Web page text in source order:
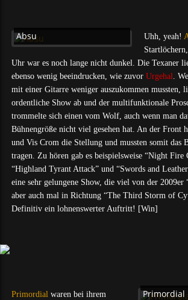
Absu Uhh, yeah!
Uhr war es noch lange nicht dunkel. Die Texaner
ebenso wenig beeindrucken, wie zuvor Urgehal.
mit einer Gitarre weniger auszukommen mussten,
ordentliche Show ab und der multifunktionale
trommelte sich einen vom Wolf, auch wenn man
Bühnengröße nicht viel gesehen hat. An der Front
und Vis Crom die Stellung und mussten somit das
tragen. Zu hören gab es beispielsweise “Night Fire
“Highland Tyrant Attack” und “Swords and
eine sehr gelungene Show, die viel von der 2009er
aber auch mal in Richtung “The Third Storm of
Definitiv ein lohnenswerter Auftritt! [Win]
Primordial
Primordial waren bei ihrem